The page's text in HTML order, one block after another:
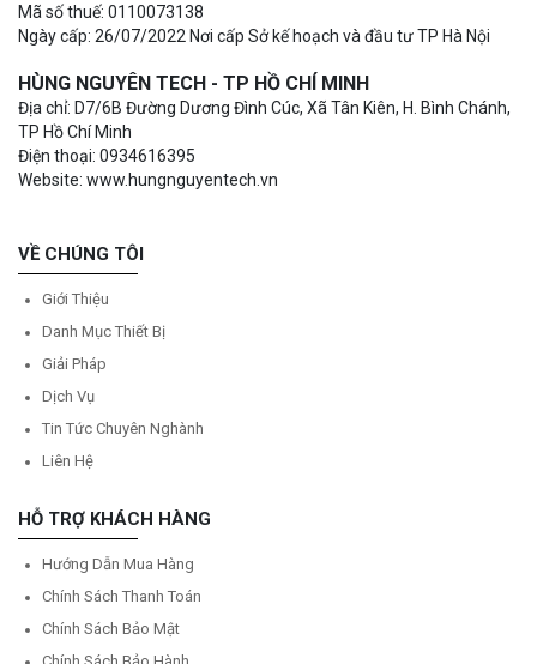
Mã số thuế: 0110073138
Ngày cấp: 26/07/2022 Nơi cấp Sở kế hoạch và đầu tư TP Hà Nội
HÙNG NGUYÊN TECH - TP HỒ CHÍ MINH
Địa chỉ: D7/6B Đường Dương Đình Cúc, Xã Tân Kiên, H. Bình Chánh,
TP Hồ Chí Minh
Điện thoại: 0934616395
Website: www.hungnguyentech.vn
VỀ CHÚNG TÔI
Giới Thiệu
Danh Mục Thiết Bị
Giải Pháp
Dịch Vụ
Tin Tức Chuyên Nghành
Liên Hệ
HỖ TRỢ KHÁCH HÀNG
Hướng Dẫn Mua Hàng
Chính Sách Thanh Toán
Chính Sách Bảo Mật